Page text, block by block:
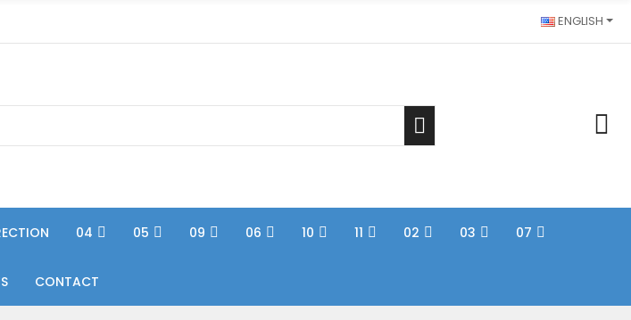
ENGLISH
04 05 09 06 10 11 02 03 07
CONTACT